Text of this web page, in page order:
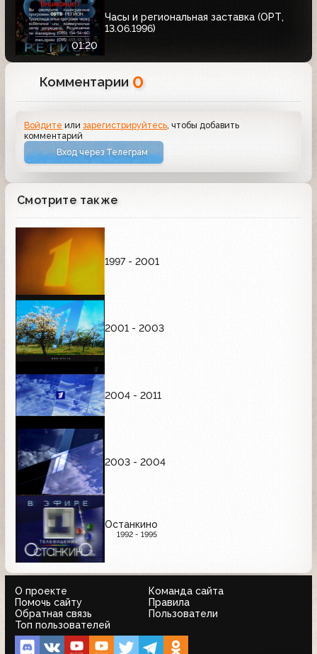
01:20
Часы и региональная заставка (ОРТ,
13.06.1996)
Комментарии 0
Войдите илизарегистрируйтесь , чтобы добавить
комментарий
Вход через Телеграм
Смотрите также
1997 - 2001
2001 - 2003
2004 - 2011
2003 - 2004
Останкино
1992 - 1995
О проекте
Команда сайта
Помочь сайту
Правила
Обратная связь
Пользователи
Топ пользователей